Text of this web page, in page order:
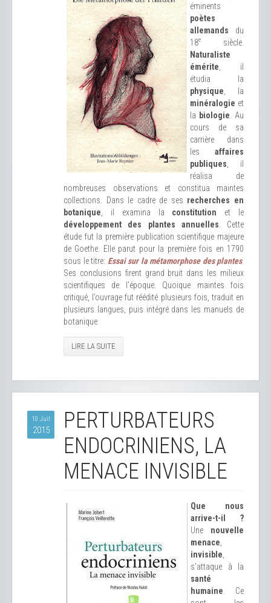
éminents
poètes
allemands du
18e
siècle.
Naturaliste
émérite , il
étudia la
physique , la
minéralogie et
la biologie . Au
cours de sa
carrière dans
les affaires
publiques , il
réalisa de
nombreuses observations et constitua maintes
collections. Dans le cadre de ses recherches en
botanique , il examina la constitution et le
développement des plantes annuelles . Cette
étude fut la première publication scientifique majeure
de Goethe. Elle parut pour la première fois en 1790
sous le titre: Essai sur la métamorphose des plantes.
Ses conclusions firent grand bruit dans les milieux
scientifiques de l’époque. Quoique maintes fois
critiqué, l’ouvrage fut réédité plusieurs fois, traduit en
plusieurs langues, puis intégré dans les manuels de
botanique.
LIRE LA SUITE
10 Juil
2015
PERTURBATEURS
ENDOCRINIENS, LA
MENACE INVISIBLE
Que nous
arrive-t-il ?
Une nouvelle
menace
invisible
s’attaque à la
santé
humaine . Ce